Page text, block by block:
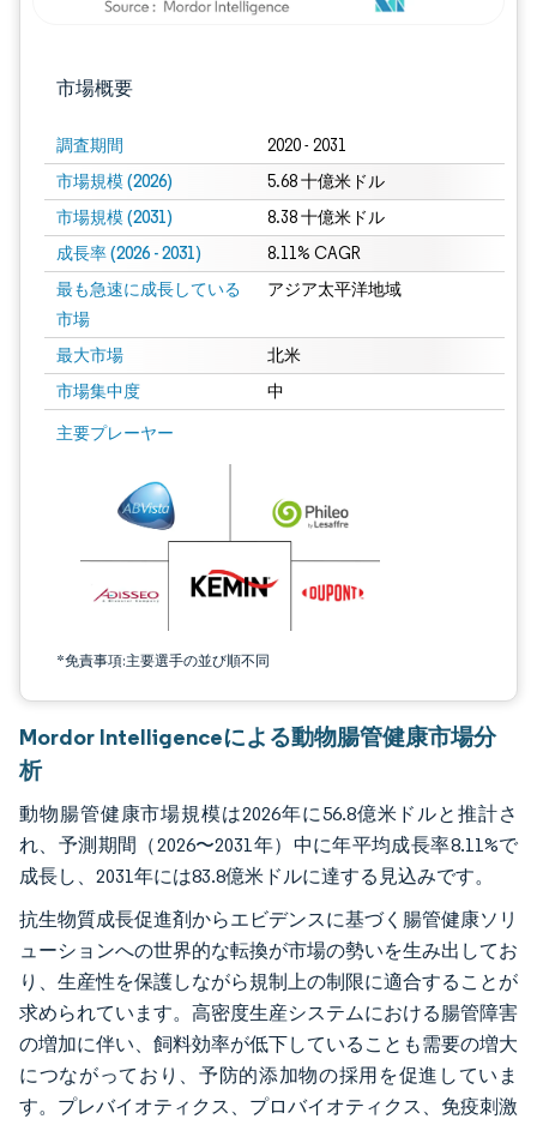
市場概要
調査期間 2020 - 2031
市場規模 (2026) 5.68 十億米ドル
市場規模 (2031) 8.38 十億米ドル
成長率 (2026 - 2031) 8.11% CAGR
最も急速に成長している
市場
アジア太平洋地域
最大市場 北米
市場集中度 中
主要プレーヤー
*免責事項:主要選手の並び順不同
画像 © Mordor Intelligence。再利用にはCC BY 4.0の表示が必要です。
Mordor Intelligenceによる動物腸管健康市場分
析
動物腸管健康市場規模は2026年に56.8億米ドルと推計さ
れ、予測期間（2026〜2031年）中に年平均成長率8.11%で
成長し、2031年には83.8億米ドルに達する見込みです。
抗生物質成長促進剤からエビデンスに基づく腸管健康ソリ
ューションへの世界的な転換が市場の勢いを生み出してお
り、生産性を保護しながら規制上の制限に適合することが
求められています。高密度生産システムにおける腸管障害
の増加に伴い、飼料効率が低下していることも需要の増大
につながっており、予防的添加物の採用を促進していま
す。プレバイオティクス、プロバイオティクス、免疫刺激